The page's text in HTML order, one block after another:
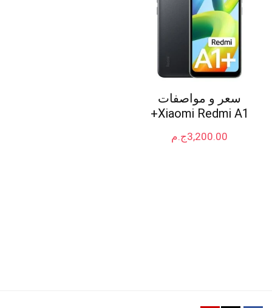
سعر و مواصفات
Xiaomi Redmi A1+
ج.م3,200.00